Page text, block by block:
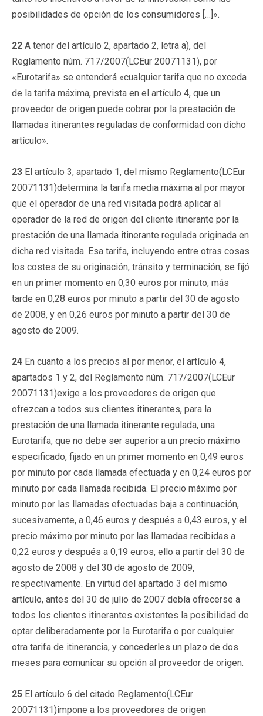
posibilidades de opción de los consumidores […]».
22 A tenor del artículo 2, apartado 2, letra a), del
Reglamento núm. 717/2007(LCEur 20071131), por
«Eurotarifa» se entenderá «cualquier tarifa que no exceda
de la tarifa máxima, prevista en el artículo 4, que un
proveedor de origen puede cobrar por la prestación de
llamadas itinerantes reguladas de conformidad con dicho
artículo».
23 El artículo 3, apartado 1, del mismo Reglamento(LCEur
20071131)determina la tarifa media máxima al por mayor
que el operador de una red visitada podrá aplicar al
operador de la red de origen del cliente itinerante por la
prestación de una llamada itinerante regulada originada en
dicha red visitada. Esa tarifa, incluyendo entre otras cosas
los costes de su originación, tránsito y terminación, se fijó
en un primer momento en 0,30 euros por minuto, más
tarde en 0,28 euros por minuto a partir del 30 de agosto
de 2008, y en 0,26 euros por minuto a partir del 30 de
agosto de 2009.
24 En cuanto a los precios al por menor, el artículo 4,
apartados 1 y 2, del Reglamento núm. 717/2007(LCEur
20071131)exige a los proveedores de origen que
ofrezcan a todos sus clientes itinerantes, para la
prestación de una llamada itinerante regulada, una
Eurotarifa, que no debe ser superior a un precio máximo
especificado, fijado en un primer momento en 0,49 euros
por minuto por cada llamada efectuada y en 0,24 euros por
minuto por cada llamada recibida. El precio máximo por
minuto por las llamadas efectuadas baja a continuación,
sucesivamente, a 0,46 euros y después a 0,43 euros, y el
precio máximo por minuto por las llamadas recibidas a
0,22 euros y después a 0,19 euros, ello a partir del 30 de
agosto de 2008 y del 30 de agosto de 2009,
respectivamente. En virtud del apartado 3 del mismo
artículo, antes del 30 de julio de 2007 debía ofrecerse a
todos los clientes itinerantes existentes la posibilidad de
optar deliberadamente por la Eurotarifa o por cualquier
otra tarifa de itinerancia, y concederles un plazo de dos
meses para comunicar su opción al proveedor de origen.
25 El artículo 6 del citado Reglamento(LCEur
20071131)impone a los proveedores de origen